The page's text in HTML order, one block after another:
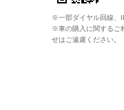
※一部ダイヤル回線、
※車の購入に関するご
せはご遠慮ください。